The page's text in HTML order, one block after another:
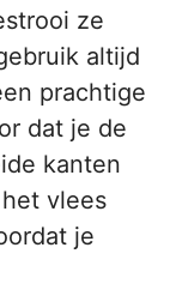
ze
altijd
prachtige
dat je de
kanten
vlees
je